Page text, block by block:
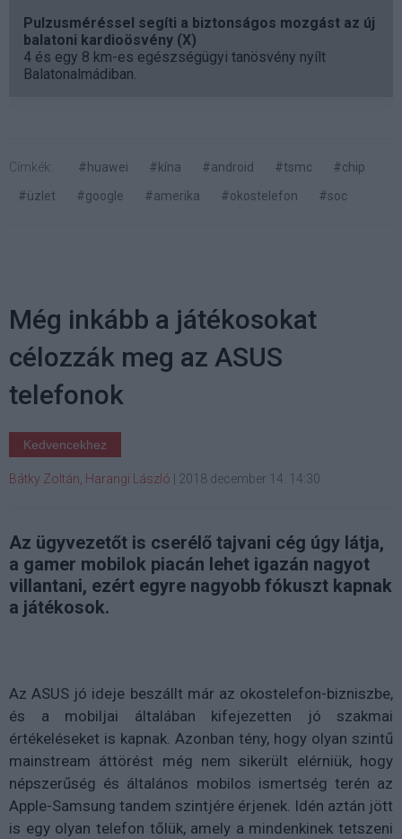
Pulzusméréssel segíti a biztonságos mozgást az új
balatoni kardioösvény (X)
4 és egy 8 km-es egészségügyi tanösvény nyílt
Balatonalmádiban.
Címkék: #huawei #kína #android #tsmc
#chip
#üzlet
#google #amerika #okostelefon #soc
Még inkább a játékosokat
célozzák meg az ASUS
telefonok
Kedvencekhez
Bátky Zoltán, Harangi László 2018 december 14. 14:30
Az ügyvezetőt is cserélő tajvani cég úgy látja,
a gamer mobilok piacán lehet igazán nagyot
villantani, ezért egyre nagyobb fókuszt kapnak
a játékosok.
Az ASUS jó ideje beszállt már az okostelefon-bizniszbe,
és a mobiljai általában kifejezetten jó szakmai
értékeléseket is kapnak. Azonban tény, hogy olyan szintű
mainstream áttörést még nem sikerült elérniük, hogy
népszerűség és általános mobilos ismertség terén az
Apple-Samsung tandem szintjére érjenek. Idén aztán jött
is egy olyan telefon tőlük, amely a mindenkinek tetszeni